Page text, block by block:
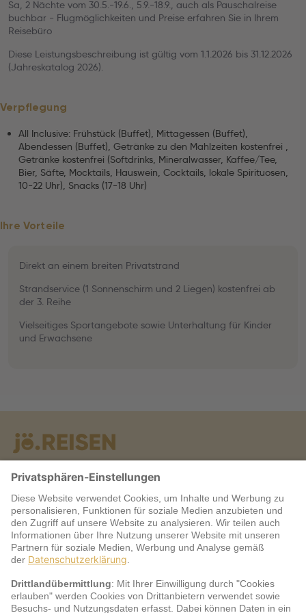
Sa, 2 Nächte vom 30.5.-19.6., 5.9.-18.9., auch als Pauschalreise
buchbar - Flugmöglichkeiten und Preise erfahren Sie in Ihrem
Reisebüro
Diese Leistungsbeschreibung ist gültig vom 1.1.2026 bis 31.12.2026
(Jahreskatalog 2026).
Verpflegung
All Inclusive: Frühstück (Buffet), Mittagessen (Buffet),
Abendessen (Buffet), Getränke zu den Mahlzeiten kostenfrei ,
Getränke kostenfrei (Softdrinks, Mineralwasser, Kaffee/Tee,
Bier, Säfte, Mocktails, Hauswein, Cocktails, lokale Spirituosen,
10-22 Uhr), Snacks (17-18 Uhr)
Ihre Vorteile
Direkt an einem breiten Privatstrand
Strandservice (1 Sonnenschirm und 2 Liegen) kostenfrei ab
der 3. Reihe
Vielseitiges Sportangebote sowie Unterhaltung für Kinder
und Erwachsene
Warum jö?
Service
jö Bonus Club Partner